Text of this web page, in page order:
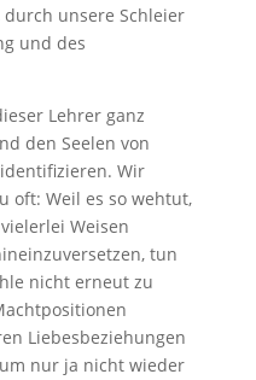
unsere Schleier
und des
Lehrer ganz
den Seelen von
Wir
oft: Weil es so wehtut,
Weisen
tun
nicht erneut zu
Liebesbeziehungen
nur ja nicht wieder